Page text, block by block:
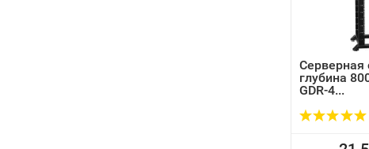
Серверная
глубина
GDR-4...